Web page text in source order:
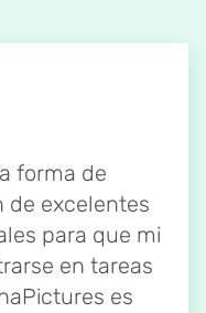
forma de
de excelentes
para que mi
en tareas
es